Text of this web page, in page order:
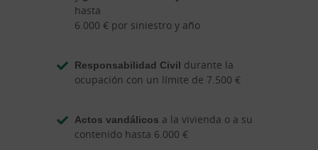
hasta
6.000 € por siniestro y año
Responsabilidad Civil durante la
ocupación con un límite de 7.500 €
Actos vandálicos a la vivienda o a su
contenido hasta 6.000 €